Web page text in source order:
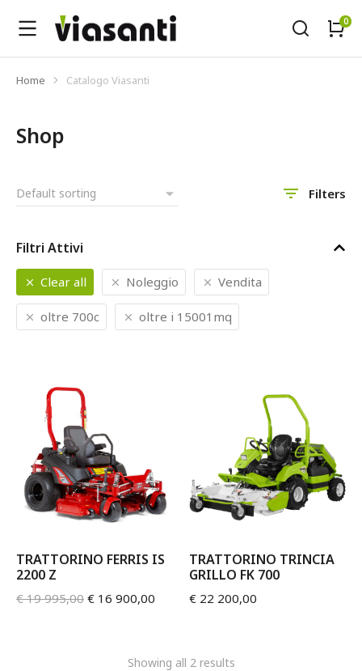
Tu sei qui:
Home Catalogo Viasanti
Shop
Filters
Filtri Attivi
Clear all Noleggio Vendita
oltre 700c oltre i 15001mq
TRATTORINO FERRIS IS
2200 Z
€19 995,00 € 16 900,00
TRATTORINO TRINCIA
GRILLO FK 700
€ 22 200,00
Showing all 2 results